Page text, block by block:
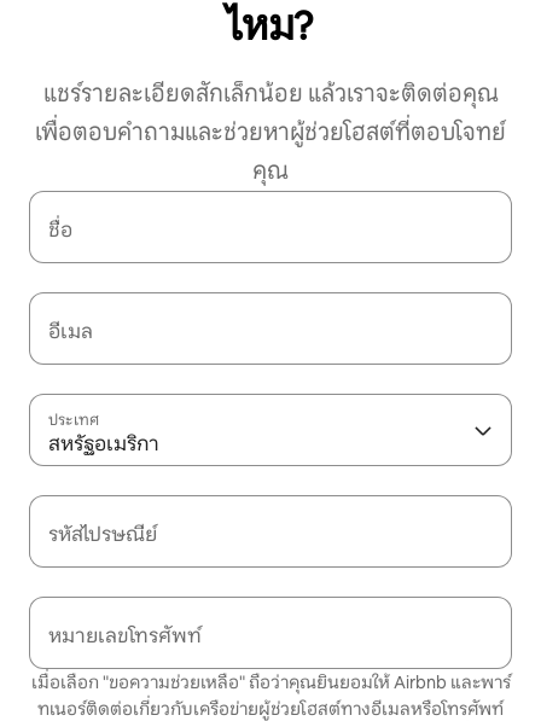
ไหม?
แชร์รายละเอียดสักเล็กน้อย แล้วเราจะติดต่อคุณ
เพื่อตอบคำถามและช่วยหาผู้ช่วยโฮสต์ที่ตอบโจทย์
คุณ
ชื่อ
อีเมล
ประเทศ
สหรัฐอเมริกา
รหัสไปรษณีย์
หมายเลขโทรศัพท์
เมื่อเลือก "ขอความช่วยเหลือ" ถือว่าคุณยินยอมให้ Airbnb และพาร์
ทเนอร์ติดต่อเกี่ยวกับเครือข่ายผู้ช่วยโฮสต์ทางอีเมลหรือโทรศัพท์